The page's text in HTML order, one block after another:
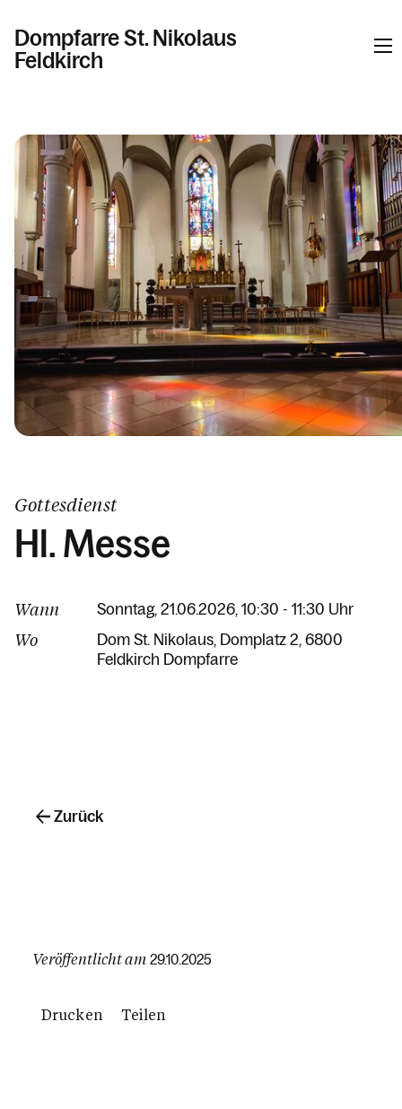
Dompfarre St. Nikolaus
Feldkirch
Kalender
Personen
Kontakt
Gottesdienst
Hl. Messe
Wann Sonntag, 21.06.2026, 10:30 - 11:30 Uhr
Wo Dom St. Nikolaus Domplatz 2 6800
Feldkirch Dompfarre
Veröffentlicht am 29.10.2025
Drucken Teilen
Zurück